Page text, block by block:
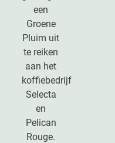
een
Groene
Pluim uit
te reiken
aan het
koffiebedrijf
Selecta
en
Pelican
Rouge.